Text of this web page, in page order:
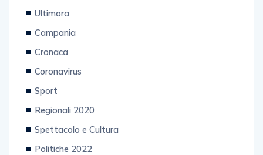
Ultimora
Campania
Cronaca
Coronavirus
Sport
Regionali 2020
Spettacolo e Cultura
Politiche 2022